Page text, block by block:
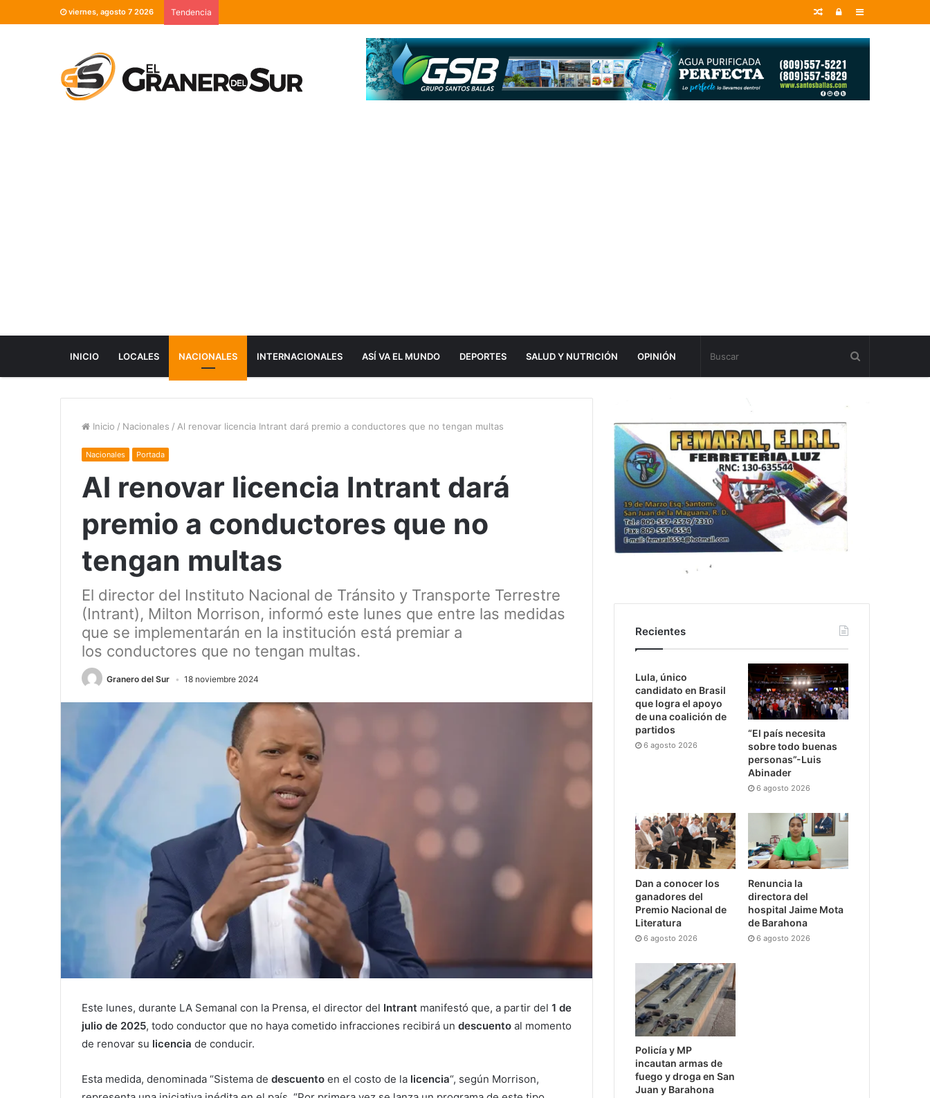
viernes, agosto 7 2026 Tendencia Sidebar
Entrar
Random
INICIO LOCALES NACIONALES INTERNACIONALES ASÍ VA EL MUNDO DEPORTES SALUD Y NUTRICIÓN OPINIÓN
Inicio / Nacionales / Al renovar licencia Intrant dará premio a conductores que no tengan multas
Nacionales Portada
Al renovar licencia Intrant dará
premio a conductores que no
tengan multas
El director del Instituto Nacional de Tránsito y Transporte Terrestre
(Intrant), Milton Morrison, informó este lunes que entre las medidas
que se implementarán en la institución está premiar a
los conductores que no tengan multas.
Granero del Sur 18 noviembre 2024
Este lunes, durante LA Semanal con la Prensa, el director del Intrant manifestó que, a partir del 1 de
julio de 2025, todo conductor que no haya cometido infracciones recibirá un descuento al momento
de renovar su licencia de conducir.
Esta medida, denominada “Sistema de descuento en el costo de la licencia“, según Morrison,
Recientes
Lula, único
candidato en Brasil
que logra el apoyo
de una coalición de
partidos
6 agosto 2026
“El país necesita
sobre todo buenas
personas”-Luis
Abinader
6 agosto 2026
Dan a conocer los
ganadores del
Premio Nacional de
Literatura
6 agosto 2026
Renuncia la
directora del
hospital Jaime Mota
de Barahona
6 agosto 2026
Policía y MP
incautan armas de
fuego y droga en San
Juan y Barahona